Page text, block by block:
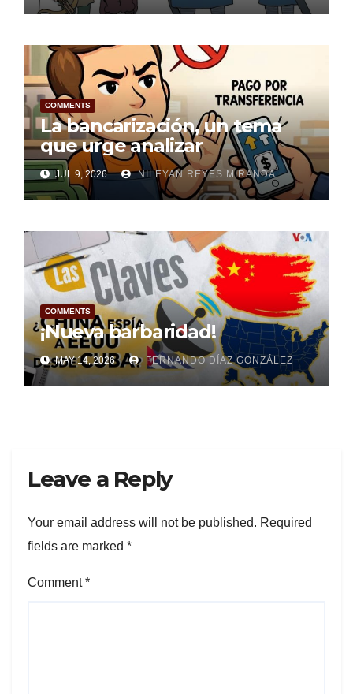
COMMENTS
La bancarización, un tema
que urge analizar
JUL 9, 2026 NILEYAN REYES MIRANDA
COMMENTS
¡Nueva barbaridad!
MAY 14, 2026 FERNANDO DÍAZ GONZÁLEZ
Leave a Reply
Your email address will not be published. Required
fields are marked *
Comment*